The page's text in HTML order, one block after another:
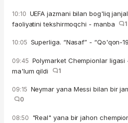
10:10 UEFA jazmani bilan bog'liq
faoliyatini tekshirmoqchi - manba
1
10:05 Superliga. “Nasaf” - “Qo'qon-
09:45 Polymarket Chempionlar
ma'lum qildi
1
09:15 Neymar yana Messi bilan bir
0
08:50 "Real" yana bir jahon